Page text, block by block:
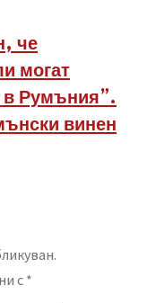
че
могат
в Румъния”.
винен
с *